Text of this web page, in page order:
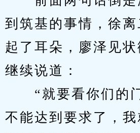
到筑基的事情，徐离
起了耳朵，廖泽见状
继续说道：
“就要看你们的
不能达到要求了，